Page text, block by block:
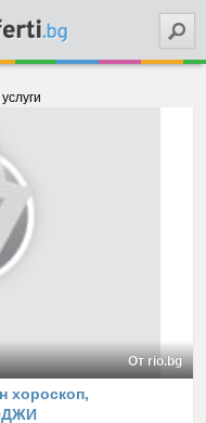
От rio.bg
хороскоп,